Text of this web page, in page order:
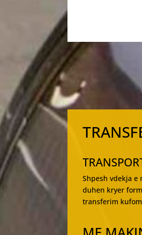
Shpesh vdekja
duhen kryer
transferim